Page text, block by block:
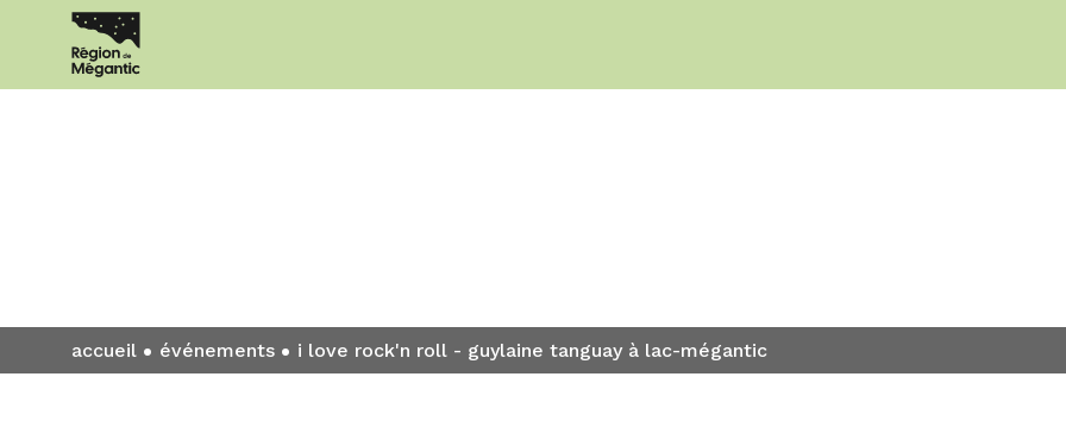
accueil événements i love rock'n roll - guylaine tanguay à lac-mégantic